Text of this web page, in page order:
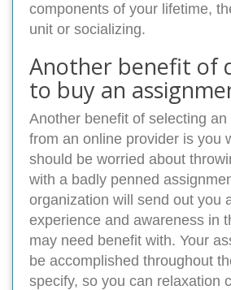
components of your lifetime,
unit or socializing.
Another benefit of
to buy an
Another benefit of selecting
from an online provider is you
should be worried about
with a badly penned
organization will send out you
experience and awareness in
may need benefit with. Your
be accomplished throughout
specify, so you can relaxation